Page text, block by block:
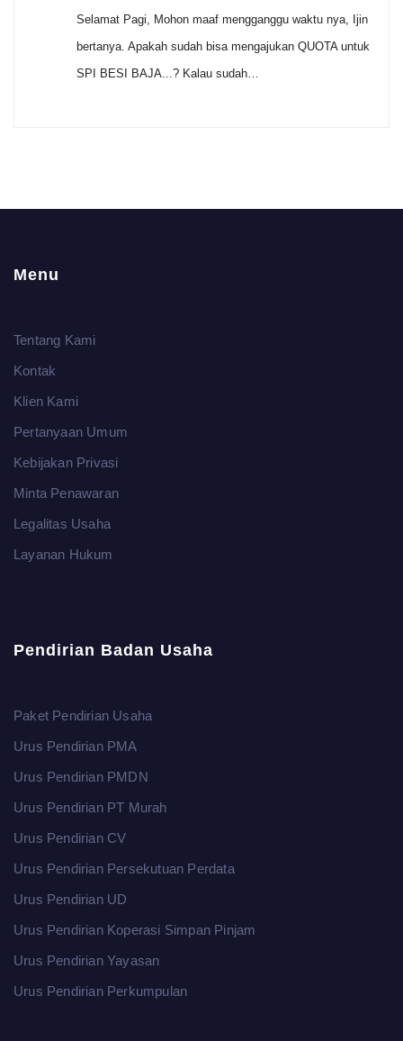
Selamat Pagi, Mohon maaf mengganggu waktu nya, Ijin
bertanya. Apakah sudah bisa mengajukan QUOTA untuk
SPI BESI BAJA...? Kalau sudah…
Menu
Tentang Kami
Kontak
Klien Kami
Pertanyaan Umum
Kebijakan Privasi
Minta Penawaran
Legalitas Usaha
Layanan Hukum
Pendirian Badan Usaha
Paket Pendirian Usaha
Urus Pendirian PMA
Urus Pendirian PMDN
Urus Pendirian PT Murah
Urus Pendirian CV
Urus Pendirian Persekutuan Perdata
Urus Pendirian UD
Urus Pendirian Koperasi Simpan Pinjam
Urus Pendirian Yayasan
Urus Pendirian Perkumpulan